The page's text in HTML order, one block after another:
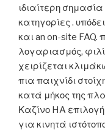
ιδιαίτερη
κατηγορίες .
και an on-site
λογαριασμός,
χειρίζεται
πια παιχνίδι
κατά μήκος της
Καζίνο HA
για κινητά